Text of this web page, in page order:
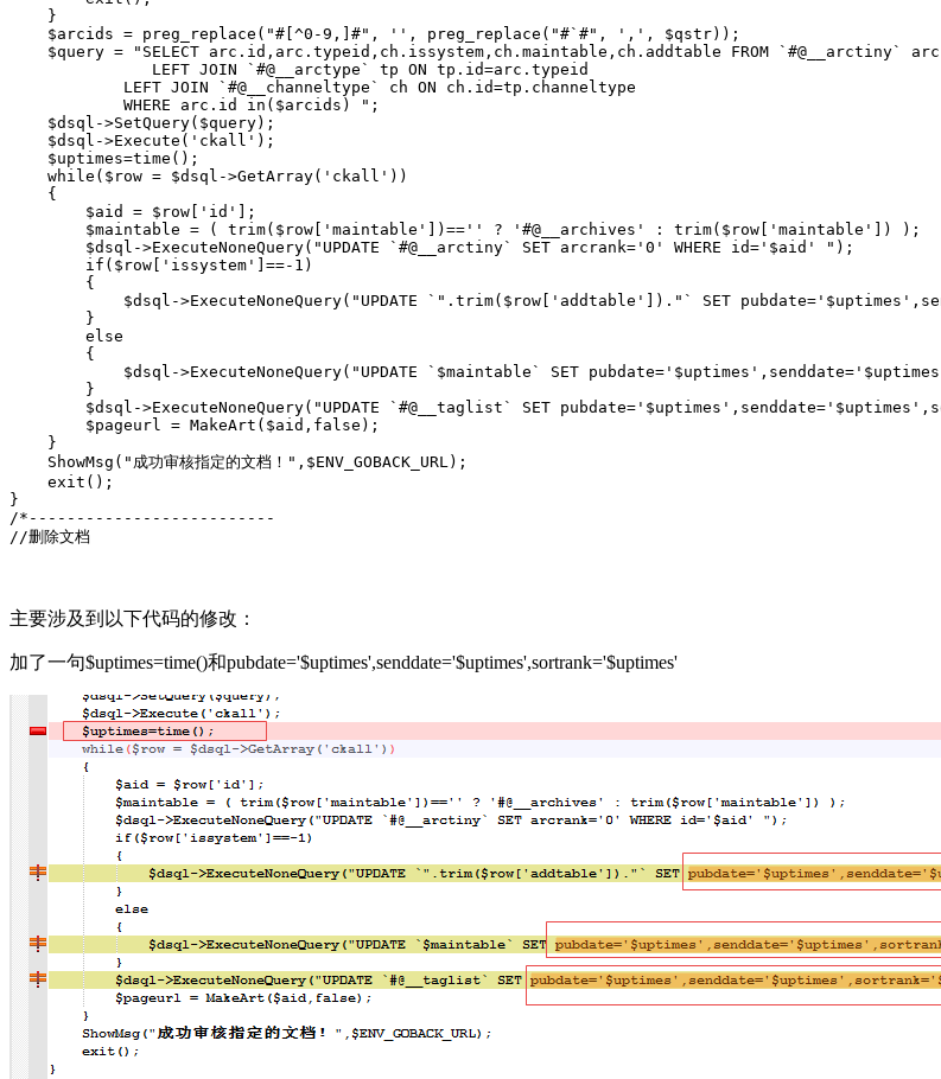
    }
    $arcids = preg_replace("#[^0-9,]#", '', preg_replace("#`#", ',', $qstr));
    $query = "SELECT arc.id,arc.typeid,ch.issystem,ch.maintable,ch.addtable FROM `#@__arctiny` arc
               LEFT JOIN `#@__arctype` tp ON tp.id=arc.typeid
            LEFT JOIN `#@__channeltype` ch ON ch.id=tp.channeltype
            WHERE arc.id in($arcids) ";
    $dsql->SetQuery($query);
    $dsql->Execute('ckall');
    $uptimes=time();
    while($row = $dsql->GetArray('ckall'))
    {
        $aid = $row['id'];
        $maintable = ( trim($row['maintable'])=='' ? '#@__archives' : trim($row['maintable']) );
        $dsql->ExecuteNoneQuery("UPDATE `#@__arctiny` SET arcrank='0' WHERE id='$aid' ");
        if($row['issystem']==-1)
        {
$dsql->ExecuteNoneQuery("UPDATE `".trim($row['addtable'])."` SET
        }
        else
        {
$dsql->ExecuteNoneQuery("UPDATE `$maintable` SET
        }
$dsql->ExecuteNoneQuery("UPDATE `#@__taglist` SET
        $pageurl = MakeArt($aid,false);
    }
    ShowMsg("成功审核指定的文档！",$ENV_GOBACK_URL);
    exit();
}
/*--------------------------
//删除文档
主要涉及到以下代码的修改：
加了一句$uptimes=time()和pubdate='$uptimes',senddate='$uptimes',sortrank='$uptimes'